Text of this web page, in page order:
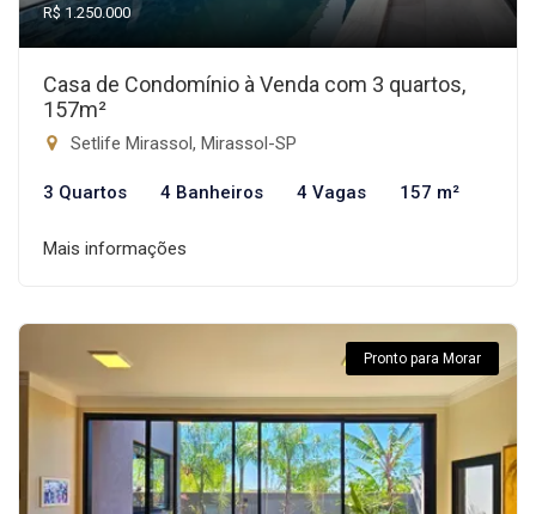
R$ 1.250.000
Casa de Condomínio à Venda com 3 quartos,
157m²
Setlife Mirassol, Mirassol-SP
3 Quartos 4 Banheiros 4 Vagas 157 m²
Mais informações
Pronto para Morar